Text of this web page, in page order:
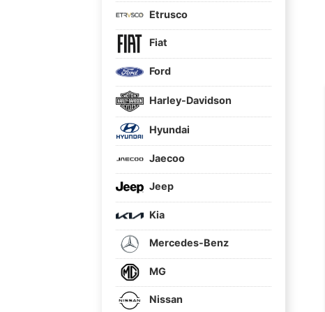
Etrusco
Fiat
Ford
Harley-Davidson
Hyundai
Jaecoo
Jeep
Kia
Mercedes-Benz
MG
Nissan